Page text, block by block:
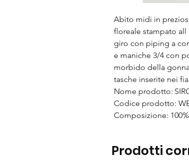
Abito midi in
floreale stampato all
giro con piping a
e maniche 3/4 con
morbido della
tasche inserite nei
Nome prodotto:
Codice prodotto:
Composizione:
Prodotti